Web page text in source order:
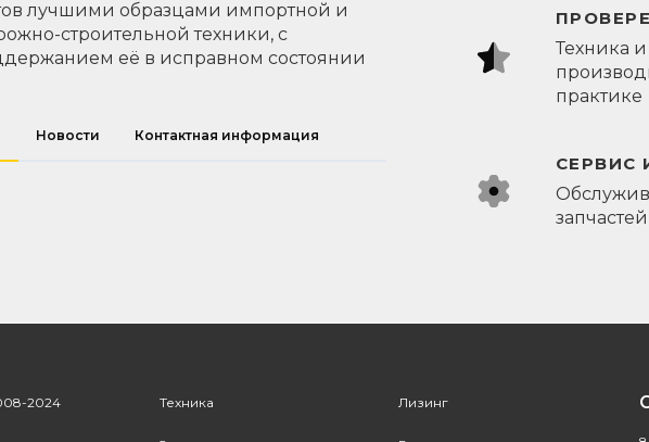
лучшими образцами импортной и
строительной техники, с
её в исправном состоянии
Новости Контактная информация
Техника
практике
СЕРВИС
2024
Техника Лизинг